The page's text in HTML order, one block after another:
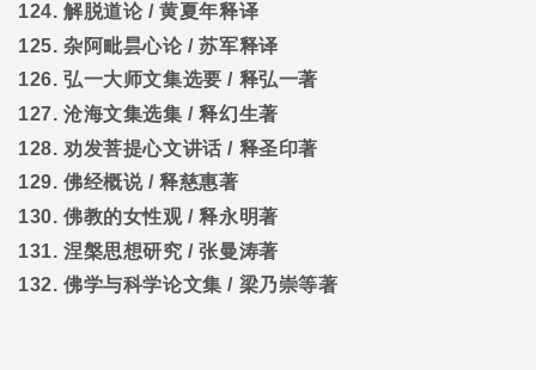
124. 解脱道论/黄夏年释译
125. 杂阿毗昙心论/苏军释译
126. 弘一大师文集选要 / 释弘一著
127. 沧海文集选集 /释幻生著
128. 劝发菩提心文讲话 / 释圣印著
129. 佛经概说/释慈惠著
130. 佛教的女性观/释永明著
131. 涅槃思想研究 /张曼涛著
132. 佛学与科学论文集 / 梁乃崇等著